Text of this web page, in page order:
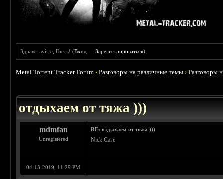
Здравствуйте, Гость! (Вход —Зарегистрироваться)
Metal Torrent Tracker Forum ›Разговоры на различные темы ›Разговоры
отдыхаем от тяжа )))
mdmfan
Unregistered
RE: отдыхаем от тяжа )))
Nick Cave
04-13-2019, 11:29 PM